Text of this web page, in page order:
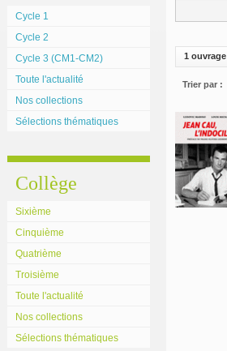
Cycle 1
Cycle 2
Cycle 3 (CM1-CM2)
Toute l'actualité
Nos collections
Sélections thématiques
Collège
Sixième
Cinquième
Quatrième
Troisième
Toute l'actualité
Nos collections
Sélections thématiques
1 ouvrage
Trier par :